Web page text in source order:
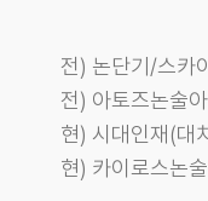
전) 논단기/스카
전) 아토즈논술
현) 시대인재(대
현) 카이로스논